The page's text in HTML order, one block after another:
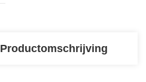
Productomschrijving